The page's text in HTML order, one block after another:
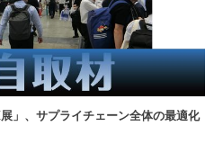
」、サプライチェーン全体の最適化